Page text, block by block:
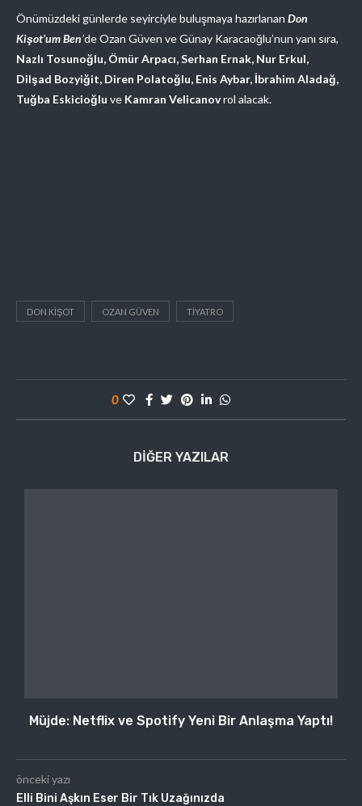
​Önümüzdeki günlerde seyirciyle buluşmaya hazırlanan Don
Kişot’um Ben’de Ozan Güven ve Günay Karacaoğlu’nun yanı sıra,
Nazlı Tosunoğlu, Ömür Arpacı, Serhan Ernak, Nur Erkul,
Dilşad Bozyiğit, Diren Polatoğlu, Enis Aybar, İbrahim Aladağ,
Tuğba Eskicioğlu ve Kamran Velicanovrol alacak.
DON KIŞOT OZAN GÜVEN TIYATRO
0
DIĞER YAZILAR
Müjde: Netflix ve Spotify Yeni Bir Anlaşma Yaptı!
önceki yazı
Elli Bini Aşkın Eser Bir Tık Uzağınızda